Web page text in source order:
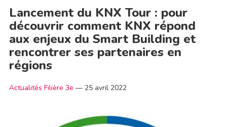
Lancement du KNX Tour : pour
découvrir comment KNX répond
aux enjeux du Smart Building et
rencontrer ses partenaires en
régions
Actualités Filière 3e — 25 avril 2022